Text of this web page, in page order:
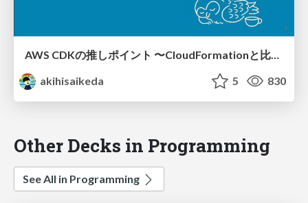
AWS CDKの推しポイント 〜CloudFormationと比較してみた〜
akihisaikeda
5 830
Other Decks in Programming
See All in Programming